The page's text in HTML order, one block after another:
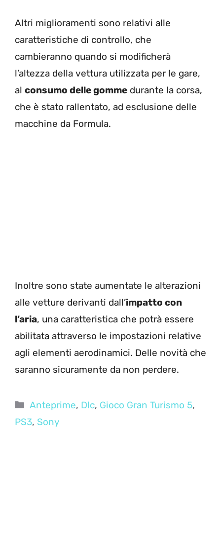
Altri miglioramenti sono relativi alle
caratteristiche di controllo, che
cambieranno quando si modificherà
l’altezza della vettura utilizzata per le gare,
al consumo delle gomme durante la corsa,
che è stato rallentato, ad esclusione delle
macchine da Formula.
Inoltre sono state aumentate le alterazioni
alle vetture derivanti dall’impatto con
l’aria, una caratteristica che potrà essere
abilitata attraverso le impostazioni relative
agli elementi aerodinamici. Delle novità che
saranno sicuramente da non perdere.
Categorie
Anteprime, Dlc, Gioco Gran Turismo 5,
PS3, Sony